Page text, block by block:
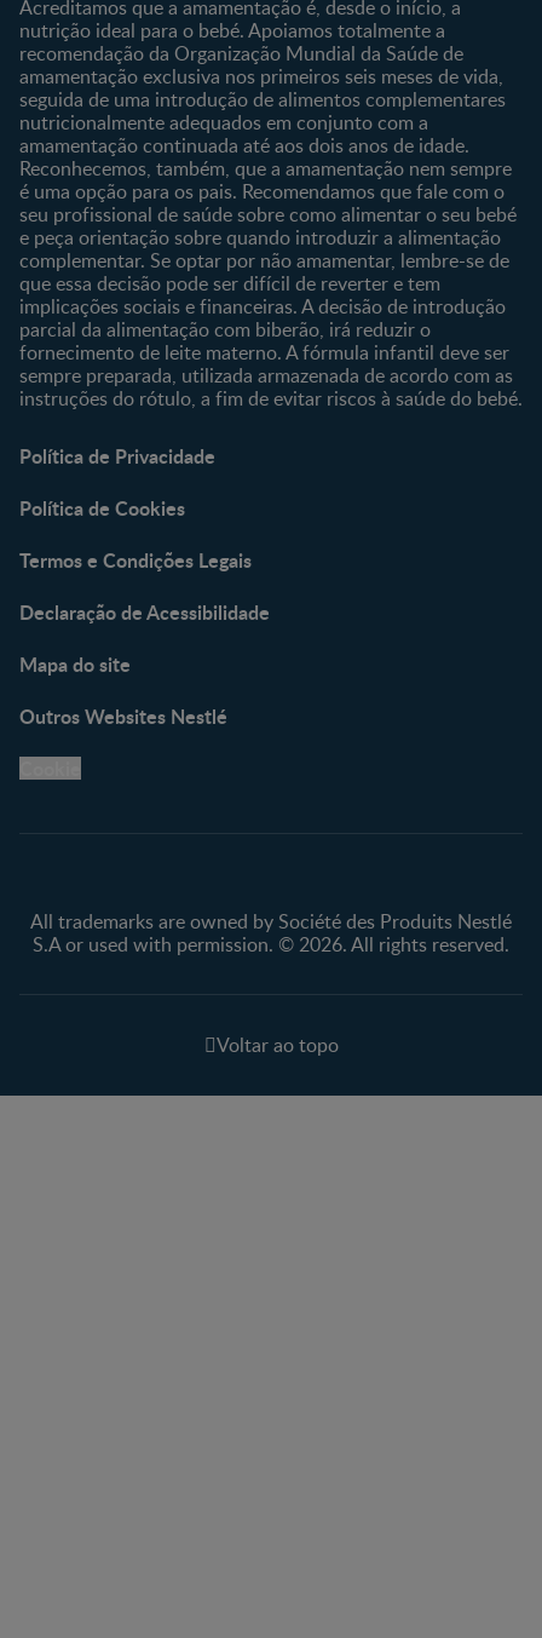
Clube Bebé Nestlé
Entrar/Registe-se
Os nossos produtos
As nossas marcas
Acreditamos que a amamentação é, desde o início, a
nutrição ideal para o bebé. Apoiamos totalmente a
recomendação da Organização Mundial da Saúde de
amamentação exclusiva nos primeiros seis meses de vida,
seguida de uma introdução de alimentos complementares
nutricionalmente adequados em conjunto com a
amamentação continuada até aos dois anos de idade.
Reconhecemos, também, que a amamentação nem sempre
é uma opção para os pais. Recomendamos que fale com o
seu profissional de saúde sobre como alimentar o seu bebé
e peça orientação sobre quando introduzir a alimentação
complementar. Se optar por não amamentar, lembre-se de
que essa decisão pode ser difícil de reverter e tem
implicações sociais e financeiras. A decisão de introdução
parcial da alimentação com biberão, irá reduzir o
fornecimento de leite materno. A fórmula infantil deve ser
sempre preparada, utilizada armazenada de acordo com as
instruções do rótulo, a fim de evitar riscos à saúde do bebé.
Política de Privacidade
Política de Cookies
Termos e Condições Legais
Declaração de Acessibilidade
Mapa do site
Outros Websites Nestlé
All trademarks are owned by Société des Produits Nestlé
S.A or used with permission. © 2026. All rights reserved.
Voltar ao topo